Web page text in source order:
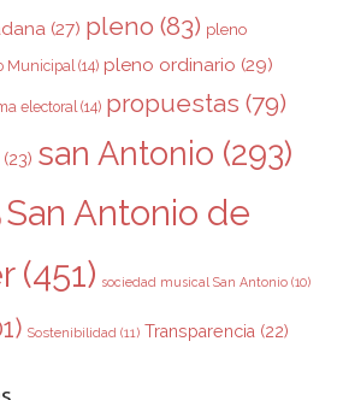
(27) pleno (83) pleno
Municipal (14) pleno ordinario (29)
electoral (14) propuestas (79)
(23) san Antonio (293)
San Antonio de
(451) sociedad musical San Antonio (10)
Sostenibilidad (11) Transparencia (22)